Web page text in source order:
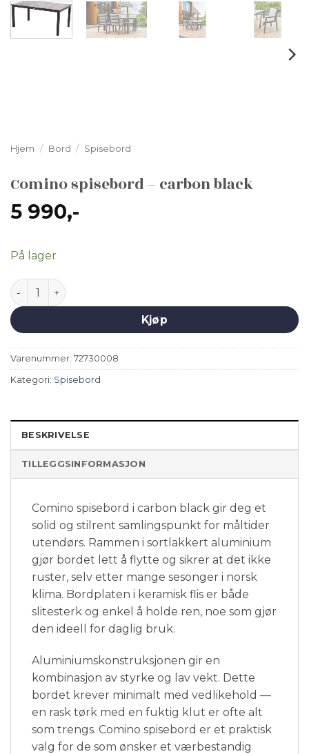
Hjem / Bord / Spisebord
Comino spisebord – carbon black
5 990,-
På lager
Comino spisebord - carbon black antall
Kjøp
Varenummer: 72730008
Kategori: Spisebord
BESKRIVELSE
TILLEGGSINFORMASJON
Comino spisebord i carbon black gir deg et
solid og stilrent samlingspunkt for måltider
utendørs. Rammen i sortlakkert aluminium
gjør bordet lett å flytte og sikrer at det ikke
ruster, selv etter mange sesonger i norsk
klima. Bordplaten i keramisk flis er både
slitesterk og enkel å holde ren, noe som gjør
den ideell for daglig bruk.
Aluminiumskonstruksjonen gir en
kombinasjon av styrke og lav vekt. Dette
bordet krever minimalt med vedlikehold —
en rask tørk med en fuktig klut er ofte alt
som trengs. Comino spisebord er et praktisk
valg for de som ønsker et værbestandig